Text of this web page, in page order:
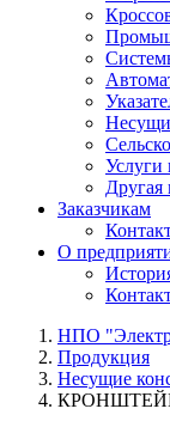
Услуги
Другая
Заказчикам
О
НПО
Продукция
Несущие